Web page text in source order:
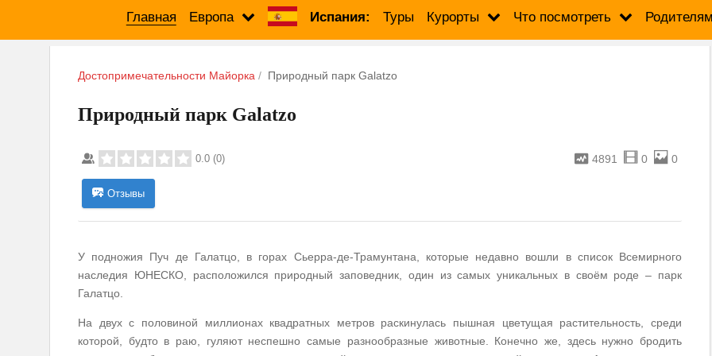
Главная Европа Испания: Туры Курорты Что посмотреть Родителям
Достопримечательности Майорка Природный парк Galatzo
Природный парк Galatzo
0.0 (0) 4891 0 0
Отзывы
У подножия Пуч де Галатцо, в горах Сьерра-де-Трамунтана, которые недавно вошли в список Всемирного
наследия ЮНЕСКО, расположился природный заповедник, один из самых уникальных в своём роде – парк
Галатцо.
На двух с половиной миллионах квадратных метров раскинулась пышная цветущая растительность, среди
которой, будто в раю, гуляют неспешно самые разнообразные животные. Конечно же, здесь нужно бродить